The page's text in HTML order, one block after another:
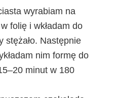
wyrabiam na
folię i wkładam do
stężało. Następnie
nim formę do
minut w 180